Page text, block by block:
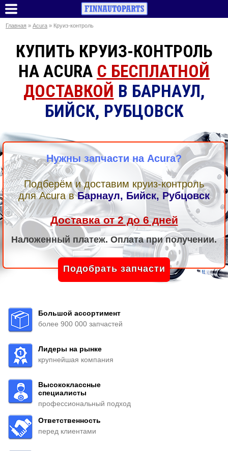
Главная » Acura » Круиз-контроль
КУПИТЬ КРУИЗ-КОНТРОЛЬ
НА ACURA С БЕСПЛАТНОЙ
ДОСТАВКОЙ В БАРНАУЛ,
БИЙСК, РУБЦОВСК
Нужны запчасти на Acura?
Подберём и доставим круиз-контроль
для Acura вБарнаул, Бийск, Рубцовск
Доставка от 2 до 6 дней
Наложенный платеж. Оплата при получении.
Подобрать запчасти
Большой ассортимент
более 900 000 запчастей
Лидеры на рынке
крупнейшая компания
Высококлассные
специалисты
профессиональный подход
Ответственность
перед клиентами